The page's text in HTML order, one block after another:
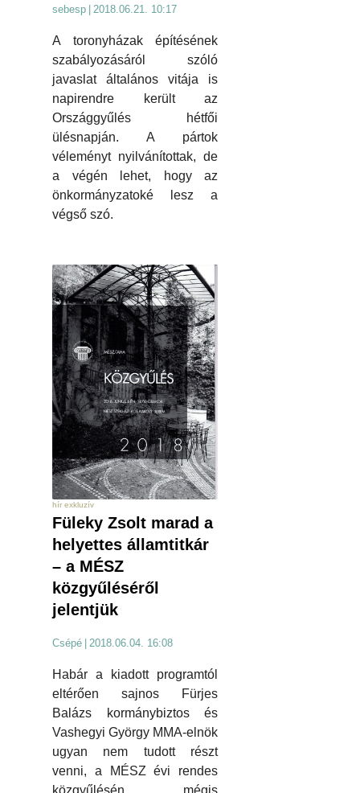
sebesp 2018.06.21. 10:17
A toronyházak építésének
szabályozásáról szóló
javaslat általános vitája is
napirendre került az
Országgyűlés hétfői
ülésnapján. A pártok
véleményt nyilvánítottak, de
a végén lehet, hogy az
önkormányzatoké lesz a
végső szó.
hír exkluzív
Füleky Zsolt marad a
helyettes államtitkár
– a MÉSZ
közgyűléséről
jelentjük
Csépé | 2018.06.04. 16:08
Habár a kiadott programtól
eltérően sajnos Fürjes
Balázs kormánybiztos és
Vashegyi György MMA-elnök
ugyan nem tudott részt
venni, a MÉSZ évi rendes
közgyűlésén mégis